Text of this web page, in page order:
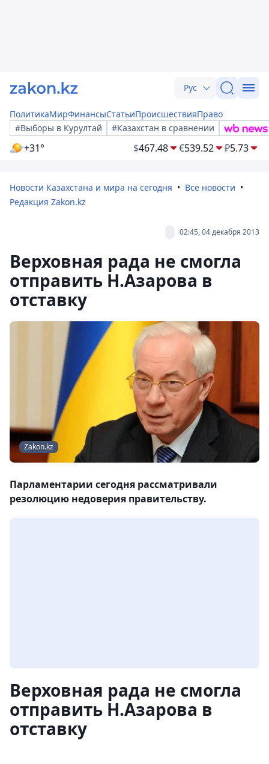
Рус
ПолитикаМирФинансыСтатьиПроисшествияПраво
#Выборы в Курултай
#Казахстан в сравнении
+31° $467.48 €539.52 ₽5.73
Новости Казахстана и мира на сегодня
Все новости
Редакция Zakon.kz
02:45, 04 декабря 2013
Верховная рада не смогла
отправить Н.Азарова в
отставку
Zakon.kz
Парламентарии сегодня рассматривали
резолюцию недоверия правительству.
Верховная рада не смогла
отправить Н.Азарова в
отставку